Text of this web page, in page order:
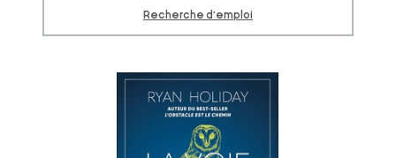
Recherche d'emploi